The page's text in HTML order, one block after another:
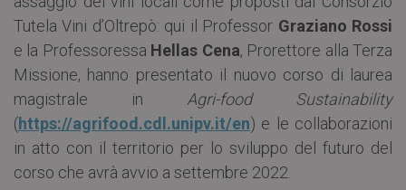
Tutela Vini d’Oltrepò: qui il Professor Graziano Rossi
e la Professoressa Hellas Cena, Prorettore alla Terza
Missione, hanno presentato il nuovo corso di laurea
magistrale in Agri-food Sustainability
(https://agrifood.cdl.unipv.it/en) e le collaborazioni
in atto con il territorio per lo sviluppo del futuro del
corso che avrà avvio a settembre 2022.